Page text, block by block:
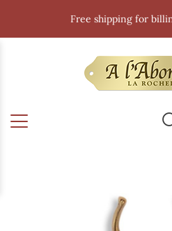
Free shipping for